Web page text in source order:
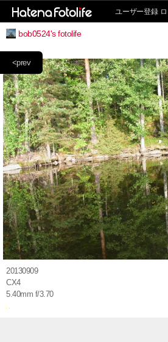
ユーザー登録
bob0524's fotolife
<prev
20130909
CX4
5.40mm f/3.70